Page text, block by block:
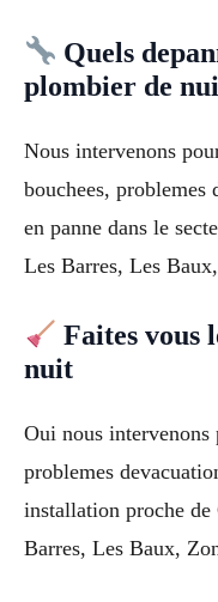
Quels
plombier de
Nous intervenons
bouchees,
en panne dans le
Les Barres, Les
Faites vous
nuit
Oui nous intervenons
problemes
installation proche
Barres, Les Baux,